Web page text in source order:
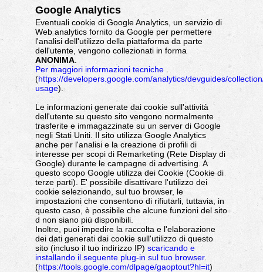
Google Analytics
Eventuali cookie di Google Analytics, un servizio di
Web analytics fornito da Google per permettere
l'analisi dell'utilizzo della piattaforma da parte
dell'utente, vengono collezionati in forma
ANONIMA
Per maggiori informazioni tecniche
(https://developers.google.com/analytics/devguides/
usage).
Le informazioni generate dai cookie sull'attività
dell'utente su questo sito vengono normalmente
trasferite e immagazzinate su un server di Google
negli Stati Uniti. Il sito utilizza Google Analytics
anche per l'analisi e la creazione di profili di
interesse per scopi di Remarketing (Rete Display di
Google) durante le campagne di advertising. A
questo scopo Google utilizza dei Cookie (Cookie di
terze parti). E' possibile disattivare l'utilizzo dei
cookie selezionando, sul tuo browser, le
impostazioni che consentono di rifiutarli, tuttavia, in
questo caso, è possibile che alcune funzioni del sito
d non siano più disponibili.
Inoltre, puoi impedire la raccolta e l'elaborazione
dei dati generati dai cookie sull'utilizzo di questo
sito (incluso il tuo indirizzo IP) scaricando e
installando il seguente plug-in sul tuo browser.
(https://tools.google.com/dlpage/gaoptout?hl=it)